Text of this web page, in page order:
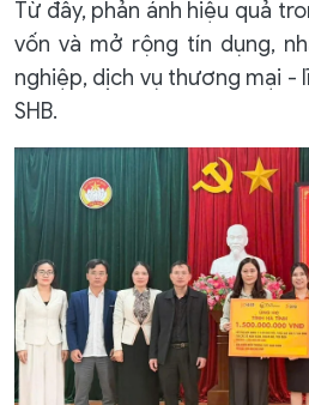
Từ đây, phản ánh hiệu quả
vốn và mở rộng tín dụng,
nghiệp, dịch vụ thương mại -
SHB.